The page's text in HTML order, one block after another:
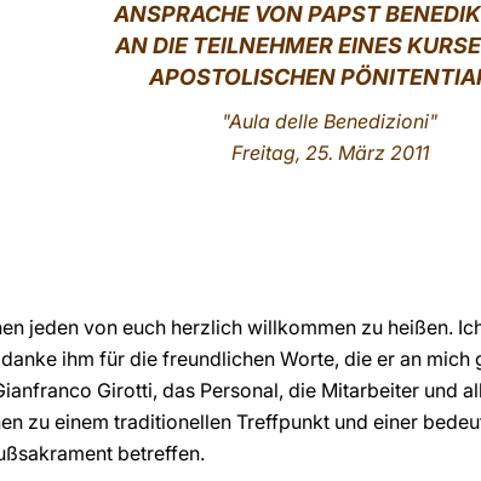
ANSPRACHE VON PAPST
AN DIE TEILNEHMER EINES
APOSTOLISCHEN
"Aula delle Benedizioni"
Freitag, 25. März 2011
jeden von euch herzlich willkommen zu heißen.
ihm für die freundlichen Worte, die er an
Girotti, das Personal, die Mitarbeiter und
zu einem traditionellen Treffpunkt und einer
betreffen.